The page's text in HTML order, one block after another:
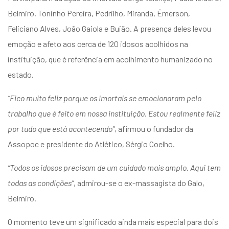
Belmiro, Toninho Pereira, Pedrilho, Miranda, Émerson,
Feliciano Alves, João Gaiola e Buião. A presença deles levou
emoção e afeto aos cerca de 120 idosos acolhidos na
instituição, que é referência em acolhimento humanizado no
estado.
“Fico muito feliz porque os Imortais se emocionaram pelo
trabalho que é feito em nossa instituição. Estou realmente feliz
por tudo que está acontecendo”, afirmou o fundador da
Assopoc e presidente do Atlético, Sérgio Coelho.
“Todos os idosos precisam de um cuidado mais amplo. Aqui tem
todas as condições”, admirou-se o ex-massagista do Galo,
Belmiro.
O momento teve um significado ainda mais especial para dois